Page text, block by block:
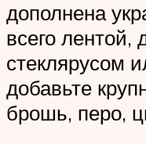
дополнена
всего лентой,
стеклярусом
добавьте
брошь, перо,